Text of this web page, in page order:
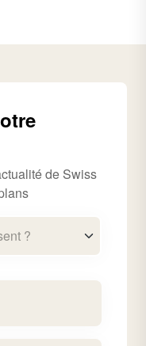
de Swiss
?